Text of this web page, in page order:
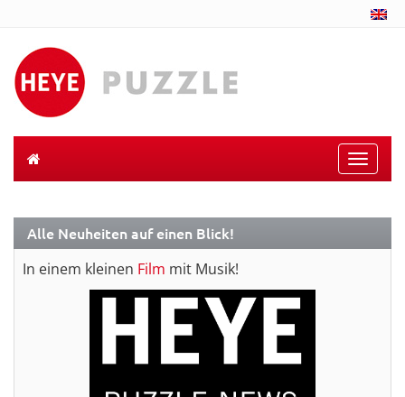
Toggle
Alle Neuheiten auf einen Blick!
In einem kleinen Film mit Musik!